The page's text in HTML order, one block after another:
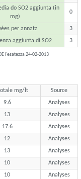
do SO2 aggiunta (in
mg)
0
per annata
3
aggiunta di SO2 3
l'esatezza 24-02-2013
mg/lt
Source
9.6
Analyses
13
Analyses
17.6
Analyses
12
Analyses
13
Analyses
10
Analyses
10 Analyses